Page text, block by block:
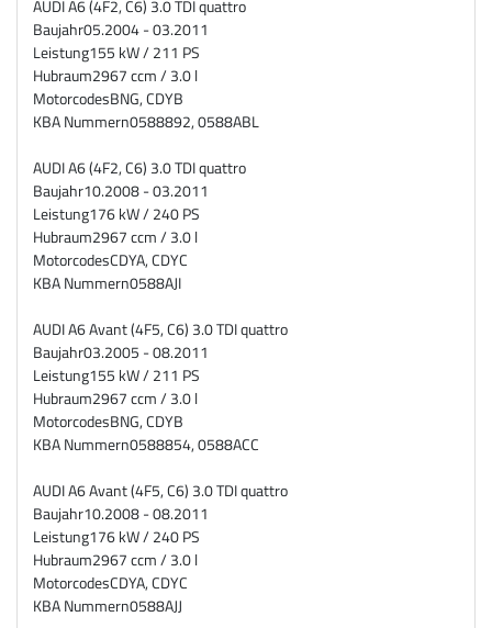
AUDI A6 (4F2, C6) 3.0 TDI quattro
Baujahr05.2004 - 03.2011
Leistung155 kW / 211 PS
Hubraum2967 ccm / 3.0 l
MotorcodesBNG, CDYB
KBA Nummern0588892, 0588ABL
AUDI A6 (4F2, C6) 3.0 TDI quattro
Baujahr10.2008 - 03.2011
Leistung176 kW / 240 PS
Hubraum2967 ccm / 3.0 l
MotorcodesCDYA, CDYC
KBA Nummern0588AJI
AUDI A6 Avant (4F5, C6) 3.0 TDI quattro
Baujahr03.2005 - 08.2011
Leistung155 kW / 211 PS
Hubraum2967 ccm / 3.0 l
MotorcodesBNG, CDYB
KBA Nummern0588854, 0588ACC
AUDI A6 Avant (4F5, C6) 3.0 TDI quattro
Baujahr10.2008 - 08.2011
Leistung176 kW / 240 PS
Hubraum2967 ccm / 3.0 l
MotorcodesCDYA, CDYC
KBA Nummern0588AJJ